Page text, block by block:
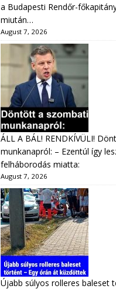
a Budapesti Rendőr-
miután…
August 7, 2026
ÁLL A BÁL! RENDKÍVÜLI!
munkanapról: – Ezentúl így
felháborodás miatta:
August 7, 2026
Újabb súlyos rolleres baleset